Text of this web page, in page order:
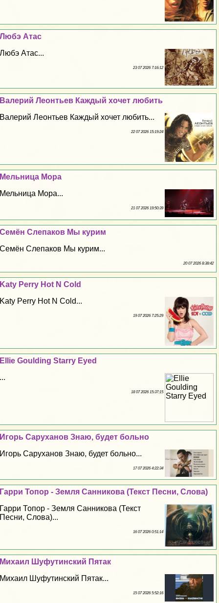
Любэ Атас
Любэ Атас...
23 07 2026 7:16:12
Валерий Леонтьев Каждый хочет любить
Валерий Леонтьев Каждый хочет любить...
22 07 2026 15:19:24
Мельница Мора
Мельница Мора...
21 07 2026 19:50:39
Семён Слепаков Мы курим
Семён Слепаков Мы курим...
20 07 2026 8:38:42
Katy Perry Hot N Cold
Katy Perry Hot N Cold...
19 07 2026 7:25:29
Ellie Goulding Starry Eyed
...
18 07 2026 15:37:15
Игорь Саруханов Знаю, будет больно
Игорь Саруханов Знаю, будет больно...
17 07 2026 4:22:34
Гарри Топор - Земля Санникова (Текст Песни, Слова)
Гарри Топор - Земля Санникова (Текст
Песни, Слова)...
16 07 2026 0:51:14
Михаил Шуфутинский Пятак
Михаил Шуфутинский Пятак...
15 07 2026 5:52:16